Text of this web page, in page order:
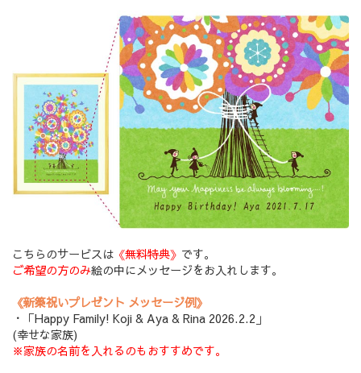
こちらのサービスは 《無料特典》 です。
ご希望の方のみ絵の中にメッセージをお入れします。
《新築祝いプレゼント メッセージ例》
・「Happy Family! Koji & Aya & Rina 2026.2.2」
(幸せな家族)
※家族の名前を入れるのもおすすめです。